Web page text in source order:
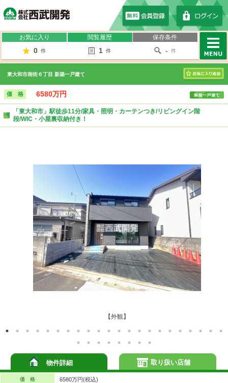
お気に入り
0 件
閲覧履歴
1 件
保存条件
- 件
MENU
東大和市南街６丁目 新築一戸建て
お気に入り
価 格 6580万円
「東大和市」駅徒歩11分/家具・照明・カーテンつき/リビングイン階
段/WIC・小屋裏収納付き！
【外観】
物件詳細
価 格 6580万円(税込)
取り扱い店舗